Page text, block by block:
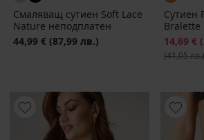
Смаляващ сутиен Soft Lace
Nature неподплатен
44,99 € (87,99 лв.)
Сутиен
Bralette
14,69 €
(41,05 лв.)